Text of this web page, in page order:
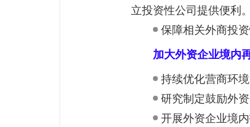
立投资性公司提供便利。
保障相关外商投
加大外资企业境内
持续优化营商环
研究制定鼓励外
开展外资企业境